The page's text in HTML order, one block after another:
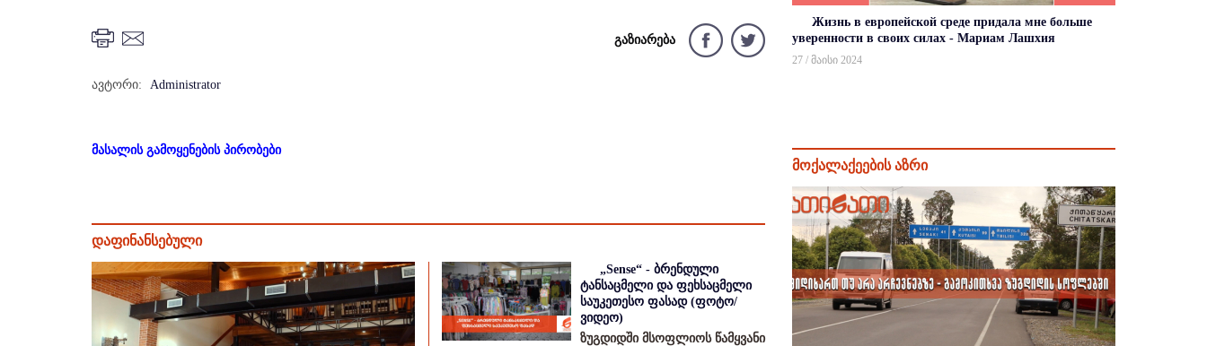
გაზიარება
ავტორი: Administrator
მასალის გამოყენების პირობები
დაფინანსებული
„Sense“ - ბრენდული
ტანსაცმელი და ფეხსაცმელი
საუკეთესო ფასად (ფოტო/
ვიდეო)
ზუგდიდში მსოფლიოს წამყვანი
Жизнь в европейской среде придала мне больше
уверенности в своих силах - Мариам Лашхия
27 / მაისი 2024
მოქალაქეების აზრი